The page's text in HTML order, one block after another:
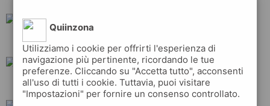
ip
esso total q8
Quiinzona
Utilizziamo i cookie per offrirti l'esperienza di
navigazione più pertinente, ricordando le tue
preferenze. Cliccando su "Accetta tutto", acconsenti
all'uso di tutti i cookie. Tuttavia, puoi visitare
"Impostazioni" per fornire un consenso controllato.